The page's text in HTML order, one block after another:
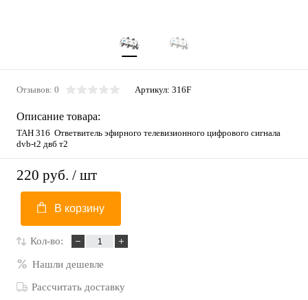
Отзывов: 0 Артикул: 316F
Описание товара:
ТАН 316 Ответвитель эфирного телевизионного цифрового сигнала
dvb-t2 двб т2
220 руб. / шт
В корзину
Кол-во:
Нашли дешевле
Рассчитать доставку